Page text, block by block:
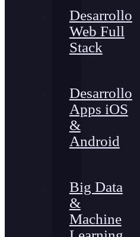
Desarrollo
Web Full
Stack
Desarrollo
Apps iOS
&
Android
Big Data
&
Machine